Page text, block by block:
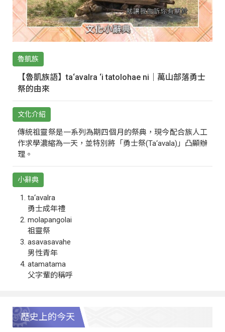
魯凱族
【魯凱族語】ta‘avalra ‘i tatolohae ni｜萬山部落勇士
祭的由來
文化介紹
傳統祖靈祭是一系列為期四個月的祭典，現今配合族人工
作求學濃縮為一天，並特別將「勇士祭(Ta‘avala)」凸顯辦
理。
小辭典
ta‘avalra
勇士成年禮
molapangolai
祖靈祭
asavasavahe
男性青年
atamatama
父字輩的稱呼
歷史上的今天